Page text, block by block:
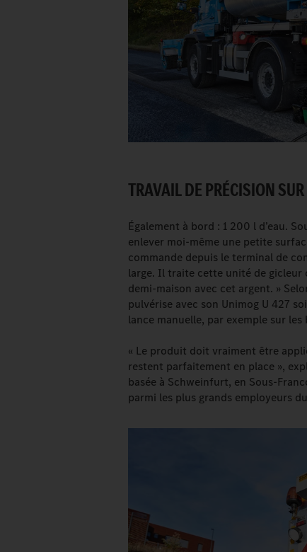
TRAVAIL DE PRÉCISION
Également à bord : 1 200 l d’eau.
enlever moi-même une petite
commande depuis le terminal de
large. Il traite cette unité de gicleur
demi-maison avec cet argent. »
pulvérise avec son Unimog U 427
lance manuelle, par exemple sur
« Le produit doit vraiment être
restent parfaitement en place »,
basée à Schweinfurt, en Sous-
parmi les plus grands employeurs